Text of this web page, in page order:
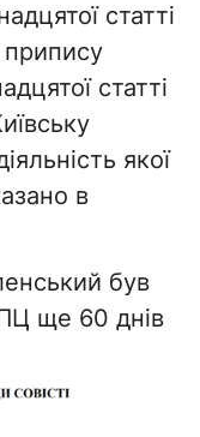
статті
припису
статті
якої
в
був
ще 60 днів